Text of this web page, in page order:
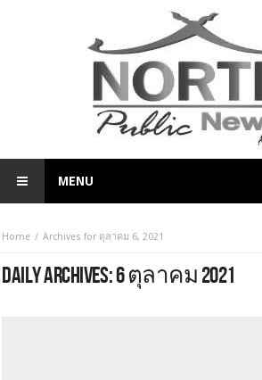
MENU
Home Archives for ตุลาคม 6, 2021
DAILY ARCHIVES:6 ตุลาคม 2021